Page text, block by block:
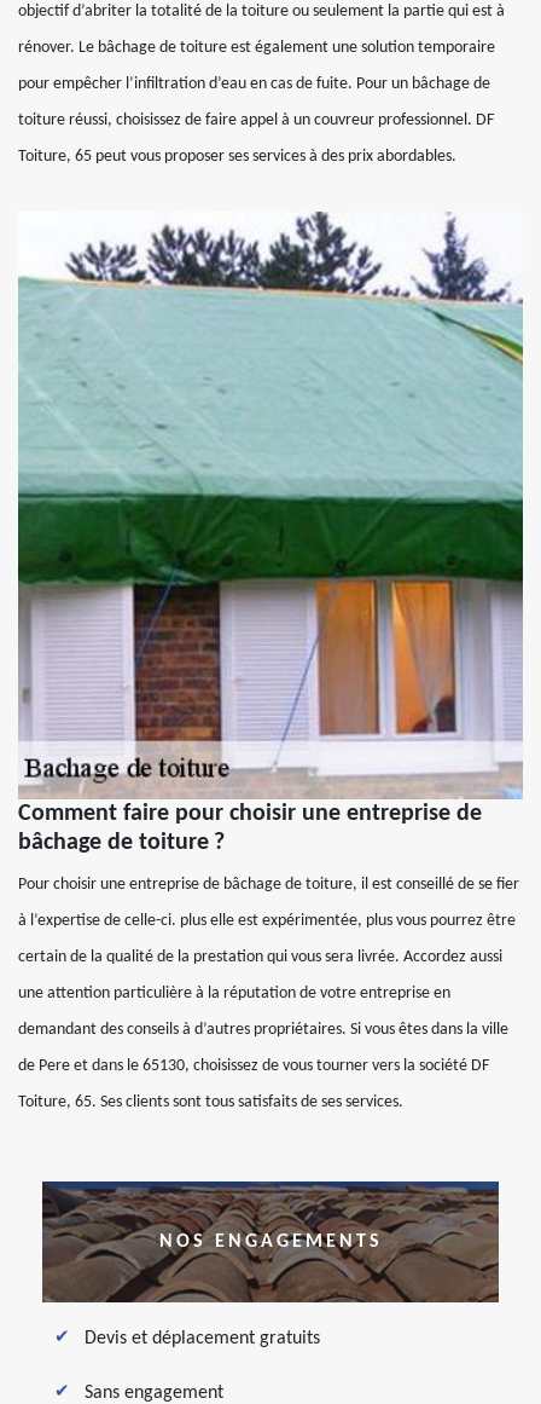
objectif d’abriter la totalité de la toiture ou seulement la partie qui est à
rénover. Le bâchage de toiture est également une solution temporaire
pour empêcher l’infiltration d’eau en cas de fuite. Pour un bâchage de
toiture réussi, choisissez de faire appel à un couvreur professionnel. DF
Toiture, 65 peut vous proposer ses services à des prix abordables.
Comment faire pour choisir une entreprise de
bâchage de toiture ?
Pour choisir une entreprise de bâchage de toiture, il est conseillé de se fier
à l’expertise de celle-ci. plus elle est expérimentée, plus vous pourrez être
certain de la qualité de la prestation qui vous sera livrée. Accordez aussi
une attention particulière à la réputation de votre entreprise en
demandant des conseils à d’autres propriétaires. Si vous êtes dans la ville
de Pere et dans le 65130, choisissez de vous tourner vers la société DF
Toiture, 65. Ses clients sont tous satisfaits de ses services.
NOS ENGAGEMENTS
Devis et déplacement gratuits
Sans engagement